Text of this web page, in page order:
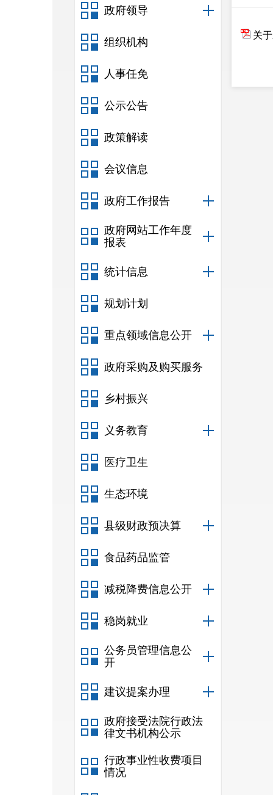
政府领导
组织机构
人事任免
公示公告
政策解读
会议信息
政府工作报告
政府网站工作年度
报表
统计信息
规划计划
重点领域信息公开
政府采购及购买服务
乡村振兴
义务教育
医疗卫生
生态环境
县级财政预决算
食品药品监管
减税降费信息公开
稳岗就业
公务员管理信息公
开
建议提案办理
政府接受法院行政法
律文书机构公示
行政事业性收费项目
情况
关